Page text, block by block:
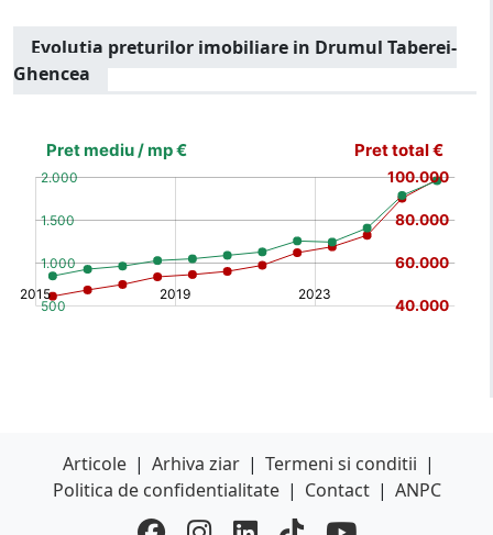
Evolutia preturilor imobiliare in Drumul Taberei-
Ghencea
Articole | Arhiva ziar | Termeni si conditii |
Politica de confidentialitate | Contact | ANPC